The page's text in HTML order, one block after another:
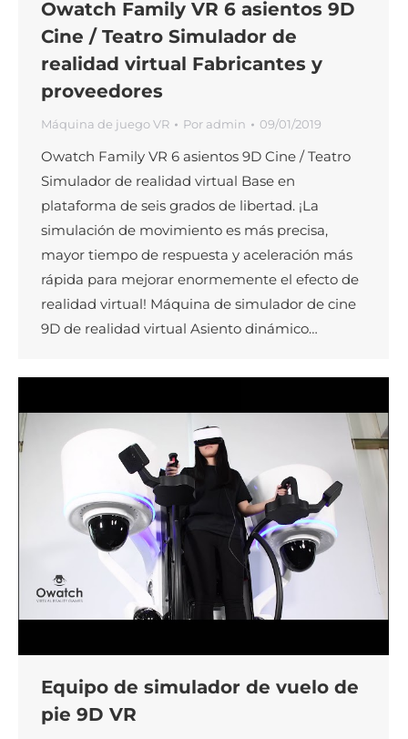
Owatch Family VR 6 asientos 9D
Cine / Teatro Simulador de
realidad virtual Fabricantes y
proveedores
Máquina de juego VR Por admin 09/01/2019
Owatch Family VR 6 asientos 9D Cine / Teatro
Simulador de realidad virtual Base en
plataforma de seis grados de libertad. ¡La
simulación de movimiento es más precisa,
mayor tiempo de respuesta y aceleración más
rápida para mejorar enormemente el efecto de
realidad virtual! Máquina de simulador de cine
9D de realidad virtual Asiento dinámico…
Equipo de simulador de vuelo de
pie 9D VR